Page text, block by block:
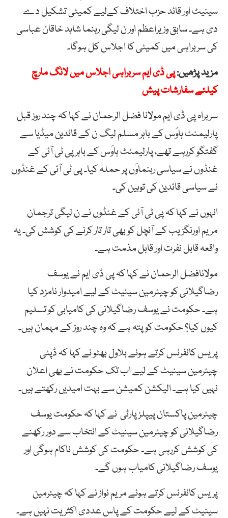
سینیٹ اور قائد حزب اختلاف کےلیے کمیٹی تشکیل دے
دی ہے۔ سابق وزیراعظم اور ن لیگی رہنما شاہد خاقان عباسی
کی سربراہی میں کمیٹی کا اجلاس کل ہوگا۔
مزید پڑھیں:پی ڈی ایم سربراہی اجلاس میں لانگ مارچ
کیلئے سفارشات پیش
سربراہ پی ڈی ایم مولانا فضل الرحمان نے کہا کہ چند روز قبل
پارلیمنٹ ہاوَس کے باہر مسلم لیگ ن کے قائدین میڈیا سے
گفتگو کررہے تھے، پارلیمنٹ ہاوَس کے باہر پی ٹی آئی کے
غنڈوں نے سیاسی رہنماوَں پر حملہ کیا۔ پی ٹی آئی کے غنڈوں
نے سیاسی قائدین کی توہین کی۔
انہوں نے کہا کہ پی ٹی آئی کے غنڈوں نے ن لیگی ترجمان
مریم اورنگزیب کے آنچل کو بھی تار تار کرنے کی کوشش کی۔ یہ
واقعہ قابل نفرت اور قابل مذمت ہے۔
مولانافضل الرحمان نے کہا کہ پی ڈی ایم نے یوسف
رضاگیلانی کو چیئرمین سینیٹ کے لیے امیدوار نامزد کیا
ہے۔ حکومت نے یوسف رضاگیلانی کی کامیابی کو تسلیم
کیوں کیا؟ حکومت کو پتہ ہے کہ وہ چند روز کے مہمان ہیں۔
پریس کانفرنس کرتے ہوئے بلاول بھٹو نے کہا کہ ڈپٹی
چیئرمین سینیٹ کے لیے اب تک حکومت نے بھی اعلان
نہیں کیا ہے۔ الیکشن کمیشن سے بہت امیدیں رکھتے ہیں۔
چیئرمین پاکستان پیپلزپارٹی نے کہا کہ حکومت یوسف
رضاگیلانی کو چیئرمین سینیٹ کے انتخاب سے دور رکھنے
کی کوشش کررہی ہے۔ حکومت کی کوشش ناکام ہوگی اور
یوسف رضاگیلانی کامیاب ہوں گے۔
پریس کانفرنس کرتے ہوئے مریم نواز نے کہا کہ چیئرمین
سینیٹ کے لیے حکومت کے پاس عددی اکثریت نہیں ہے۔